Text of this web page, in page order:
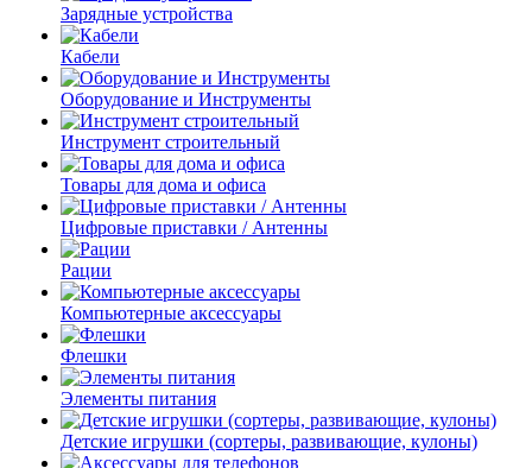
Зарядные устройства
Кабели
Оборудование и Инструменты
Инструмент строительный
Товары для дома и офиса
Цифровые приставки / Антенны
Рации
Компьютерные аксессуары
Флешки
Элементы питания
Детские игрушки (сортеры, развивающие, кулоны)